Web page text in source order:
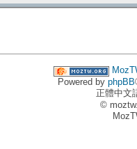
Powered by phpBB
正體中文
©